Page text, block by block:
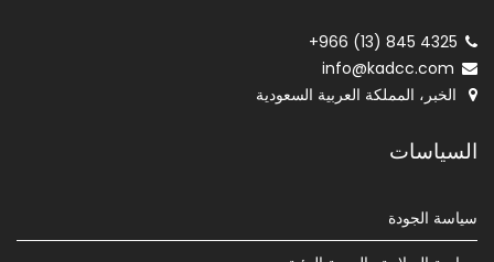
+966 (13) 845 4325
info@kadcc.com
الخبر، المملكة العربية السعودية
السياسات
سياسة الجودة